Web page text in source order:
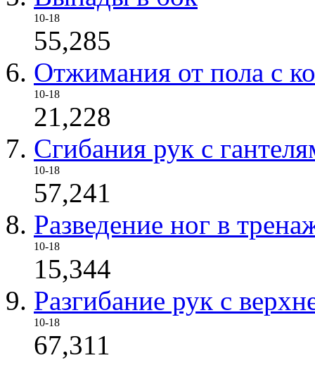
10-18
55,285
Отжимания от пола с
10-18
21,228
Сгибания рук с
10-18
57,241
Разведение ног в
10-18
15,344
Разгибание рук с
10-18
67,311